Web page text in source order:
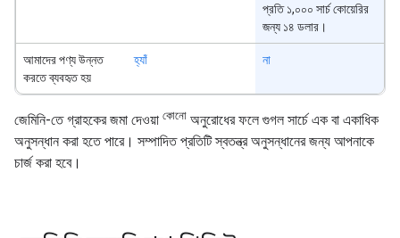
প্রতি ১,০০০ সার্চ কোয়েরির
জন্য ১৪ ডলার।
আমাদের পণ্য উন্নত
করতে ব্যবহৃত হয়
হ্যাঁ না
জেমিনি-তে গ্রাহকের জমা দেওয়া কোনো অনুরোধের ফলে গুগল সার্চে এক বা একাধিক
অনুসন্ধান করা হতে পারে। সম্পাদিত প্রতিটি স্বতন্ত্র অনুসন্ধানের জন্য আপনাকে
চার্জ করা হবে।